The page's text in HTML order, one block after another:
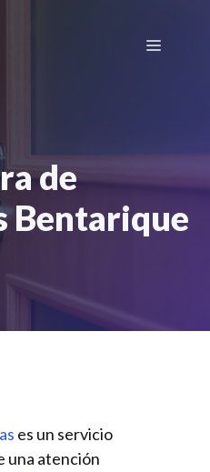
Menú
de
Bentarique
es un servicio
una atención